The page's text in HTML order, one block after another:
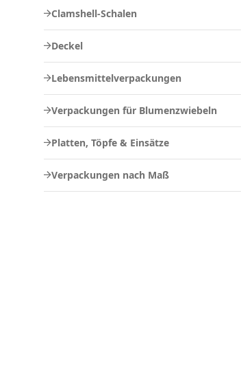
Clamshell-Schalen
Deckel
Lebensmittelverpackungen
Verpackungen für Blumenzwiebeln
Platten, Töpfe & Einsätze
Verpackungen nach Maß